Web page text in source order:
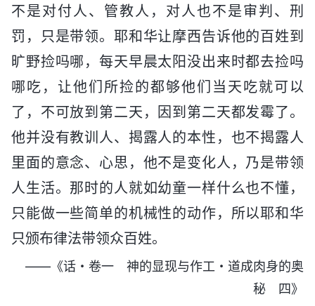
不是对付人、管教人，对人也不是审判、刑
罚，只是带领。耶和华让摩西告诉他的百姓到
旷野捡吗哪，每天早晨太阳没出来时都去捡吗
哪吃，让他们所捡的都够他们当天吃就可以
了，不可放到第二天，因到第二天都发霉了。
他并没有教训人、揭露人的本性，也不揭露人
里面的意念、心思，他不是变化人，乃是带领
人生活。那时的人就如幼童一样什么也不懂，
只能做一些简单的机械性的动作，所以耶和华
只颁布律法带领众百姓。
——《话・卷一 神的显现与作工・道成肉身的奥
秘 四》